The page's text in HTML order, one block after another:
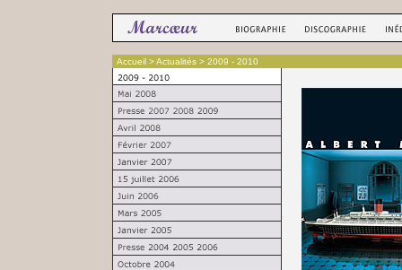
Accueil > Actualités > 2009 - 2010